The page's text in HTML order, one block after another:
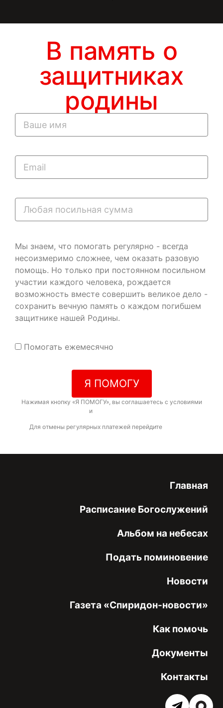
В память о
защитниках
родины
Мы знаем, что помогать регулярно - всегда
несоизмеримо сложнее, чем оказать разовую
помощь. Но только при постоянном посильном
участии каждого человека, рождается
возможность вместе совершить великое дело -
сохранить вечную память о каждом погибшем
защитнике нашей Родины.
Помогать ежемесячно
Я ПОМОГУ
Нажимая кнопку «Я ПОМОГУ», вы соглашаетесь с условиями
и
Для отмены регулярных платежей перейдите
Главная
Расписание Богослужений
Альбом на небесах
Подать поминовение
Новости
Газета «Спиридон-новости»
Как помочь
Документы
Контакты